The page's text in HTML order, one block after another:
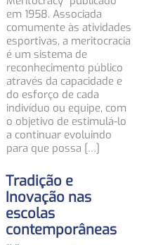
em 1958. Associada
comumente às atividades
esportivas, a meritocracia
é um sistema de
reconhecimento público
através da capacidade e
do esforço de cada
indivíduo ou equipe, com
o objetivo de estimulá-lo
a continuar evoluindo
para que possa […]
Tradição e
Inovação nas
escolas
contemporâneas